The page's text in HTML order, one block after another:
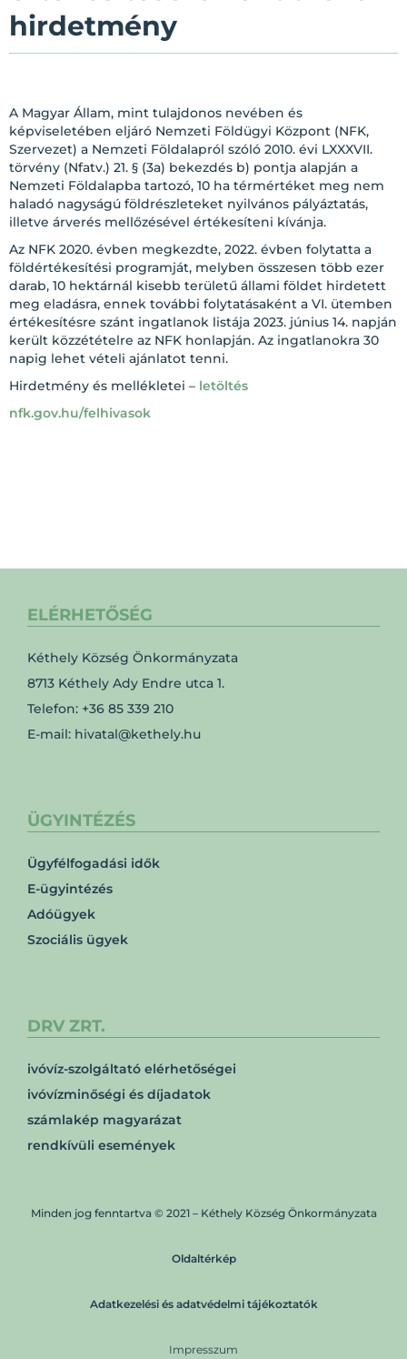
hirdetmény
A Magyar Állam, mint tulajdonos nevében és
képviseletében eljáró Nemzeti Földügyi Központ (NFK,
Szervezet) a Nemzeti Földalapról szóló 2010. évi LXXXVII.
törvény (Nfatv.) 21. § (3a) bekezdés b) pontja alapján a
Nemzeti Földalapba tartozó, 10 ha térmértéket meg nem
haladó nagyságú földrészleteket nyilvános pályáztatás,
illetve árverés mellőzésével értékesíteni kívánja.
Az NFK 2020. évben megkezdte, 2022. évben folytatta a
földértékesítési programját, melyben összesen több ezer
darab, 10 hektárnál kisebb területű állami földet hirdetett
meg eladásra, ennek további folytatásaként a VI. ütemben
értékesítésre szánt ingatlanok listája 2023. június 14. napján
került közzétételre az NFK honlapján. Az ingatlanokra 30
napig lehet vételi ajánlatot tenni.
Hirdetmény és mellékletei – letöltés
nfk.gov.hu/felhivasok
ELÉRHETŐSÉG
Kéthely Község Önkormányzata
8713 Kéthely Ady Endre utca 1.
Telefon: +36 85 339 210
E-mail: hivatal@kethely.hu
ÜGYINTÉZÉS
Ügyfélfogadási idők
E-ügyintézés
Adóügyek
Szociális ügyek
DRV ZRT.
ivóvíz-szolgáltató elérhetőségei
ivóvízminőségi és díjadatok
számlakép magyarázat
rendkívüli események
Minden jog fenntartva © 2021 – Kéthely Község Önkormányzata
Oldaltérkép
Adatkezelési és adatvédelmi tájékoztatók
Impresszum